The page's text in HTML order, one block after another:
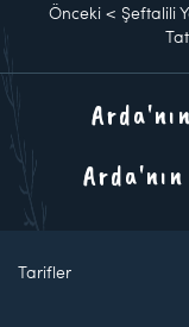
Önceki < Şeftalili
Tarifler